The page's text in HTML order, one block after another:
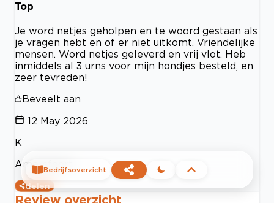
Top
Je word netjes geholpen en te woord gestaan als
je vragen hebt en of er niet uitkomt. Vriendelijke
mensen. Word netjes geleverd en vrij vlot. Heb
inmiddels al 3 urns voor mijn hondjes besteld, en
zeer tevreden!
Beveelt aan
12 May 2026
K
Amersfoort
delen
Review overzicht
Bedrijfsoverzicht